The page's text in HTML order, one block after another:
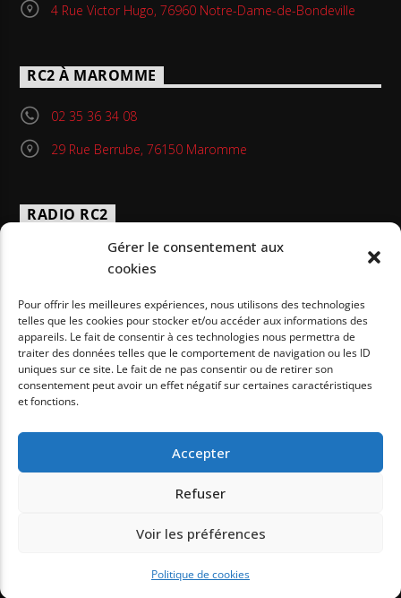
Gérer le consentement aux
cookies
Pour offrir les meilleures expériences, nous utilisons des technologies
telles que les cookies pour stocker et/ou accéder aux informations des
appareils. Le fait de consentir à ces technologies nous permettra de
traiter des données telles que le comportement de navigation ou les ID
uniques sur ce site. Le fait de ne pas consentir ou de retirer son
consentement peut avoir un effet négatif sur certaines caractéristiques
et fonctions.
Accepter
Refuser
Voir les préférences
Politique de cookies
4 Rue Victor Hugo, 76960 Notre-Dame-de-Bondeville
RC2 À MAROMME
02 35 36 34 08
29 Rue Berrube, 76150 Maromme
RADIO RC2
Radio RC2 est une station de radio éducative située à
Maromme dans l’agglomération de Rouen qui émet en FM
CONDITIONS GÉNÉRALES